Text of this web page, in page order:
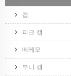
캡
피크 캡
베레모
부니 캡